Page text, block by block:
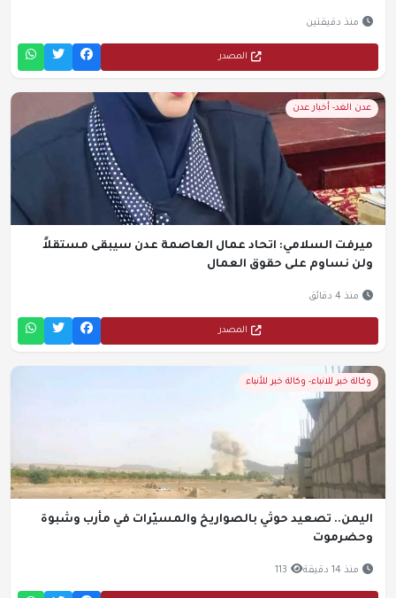
منذ دقيقتين
المصدر
عدن الغد- أخبار عدن
ميرفت السلامي: اتحاد عمال العاصمة عدن سيبقى مستقلاً
ولن نساوم على حقوق العمال
منذ 4 دقائق
المصدر
وكالة خبر للانباء- وكالة خبر للأنباء
اليمن.. تصعيد حوثي بالصواريخ والمسيّرات في مأرب وشبوة
وحضرموت
منذ 14 دقيقة 113